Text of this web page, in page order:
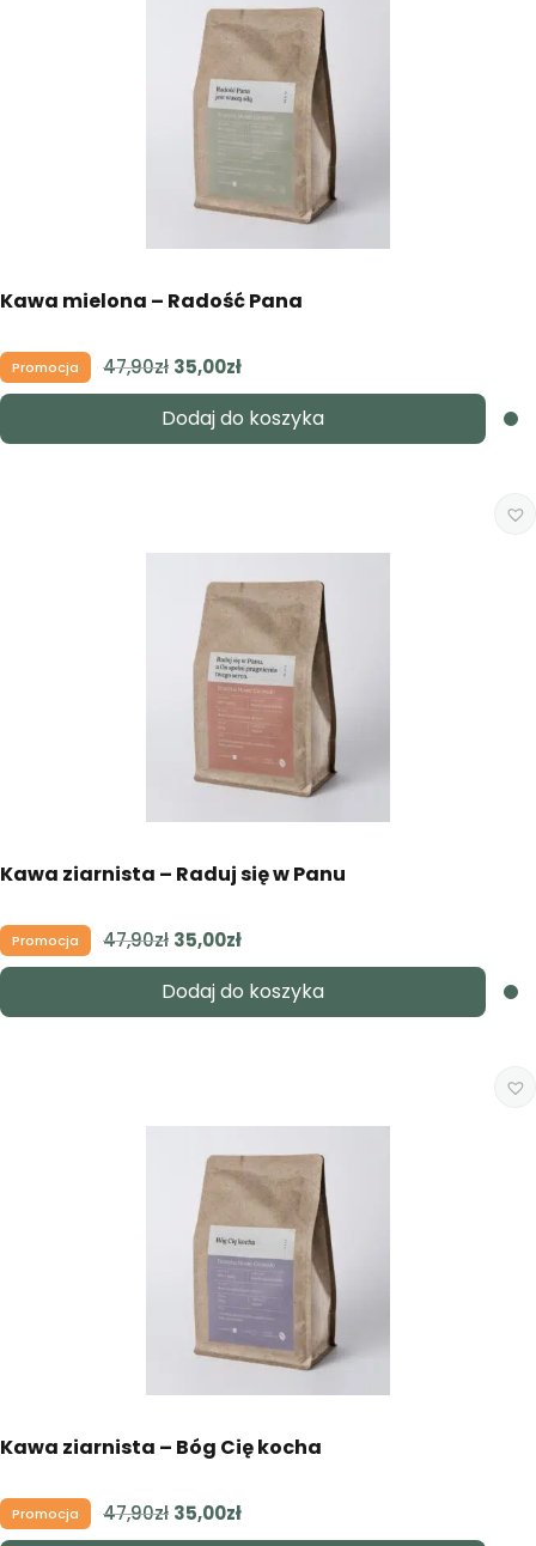
Kawa mielona – Radość Pana
Promocja 47,90zł Pierwotna
cena
wynosiła:
47,90zł.
35,00złAktualna
cena
wynosi:
35,00zł.
Dodaj do koszyka
Kawa ziarnista – Raduj się w Panu
Promocja 47,90zł Pierwotna
cena
wynosiła:
47,90zł.
35,00złAktualna
cena
wynosi:
35,00zł.
Dodaj do koszyka
Kawa ziarnista – Bóg Cię kocha
Promocja 47,90zł Pierwotna
cena
35,00złAktualna
cena